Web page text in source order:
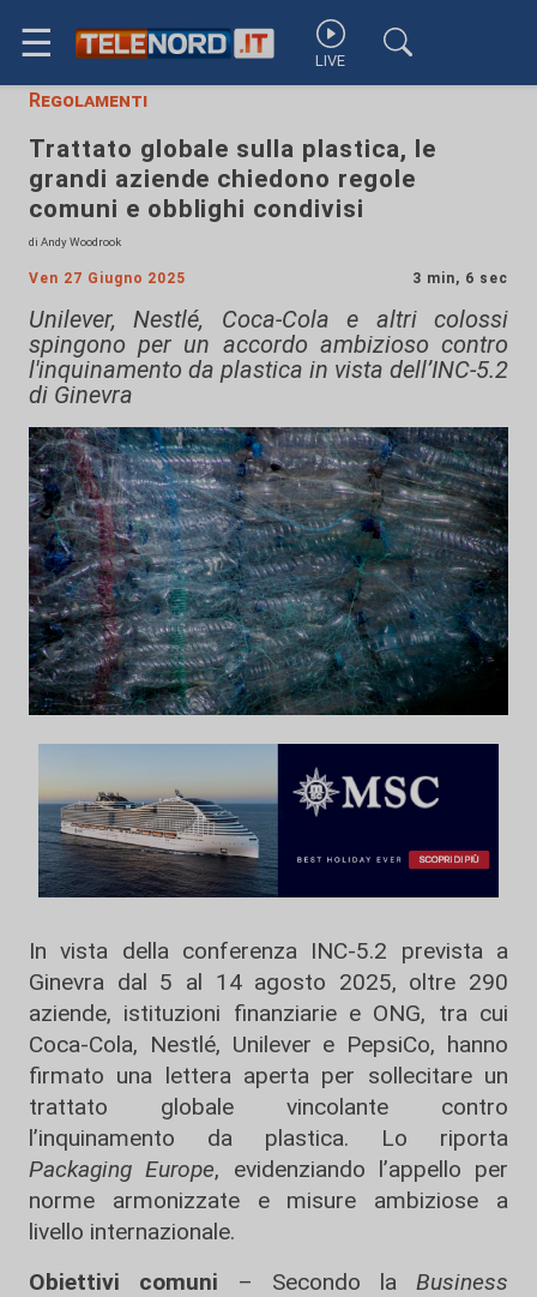
☰ LIVE
Regolamenti
Trattato globale sulla plastica, le
grandi aziende chiedono regole
comuni e obblighi condivisi
di Andy Woodrook
Ven 27 Giugno 2025 3 min, 6 sec
Unilever, Nestlé, Coca-Cola e altri colossi
spingono per un accordo ambizioso contro
l'inquinamento da plastica in vista dell’INC-5.2
di Ginevra
In vista della conferenza INC-5.2 prevista a
Ginevra dal 5 al 14 agosto 2025, oltre 290
aziende, istituzioni finanziarie e ONG, tra cui
Coca-Cola, Nestlé, Unilever e PepsiCo, hanno
firmato una lettera aperta per sollecitare un
trattato globale vincolante contro
l’inquinamento da plastica. Lo riporta
Packaging Europe, evidenziando l’appello per
norme armonizzate e misure ambiziose a
livello internazionale.
Obiettivi comuni – Secondo la Business